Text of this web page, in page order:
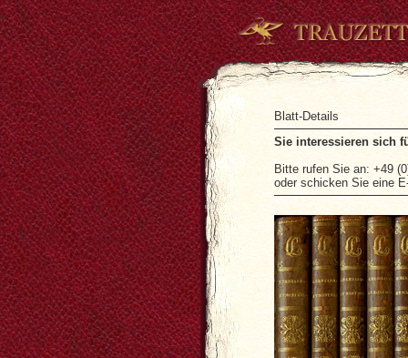
Blatt-
Sie interessieren sich
Bitte rufen Sie an: +49
oder schicken Sie eine